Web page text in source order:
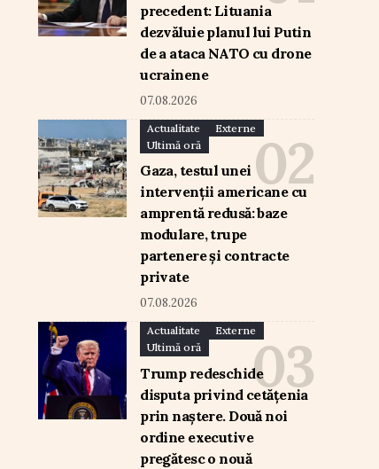
precedent: Lituania
dezvăluie planul lui Putin
de a ataca NATO cu drone
ucrainene
07.08.2026
Actualitate
Externe
Ultimă oră
Gaza, testul unei
intervenții americane cu
amprentă redusă: baze
modulare, trupe
partenere și contracte
private
07.08.2026
Actualitate
Externe
Ultimă oră
Trump redeschide
disputa privind cetățenia
prin naștere. Două noi
ordine executive
pregătesc o nouă